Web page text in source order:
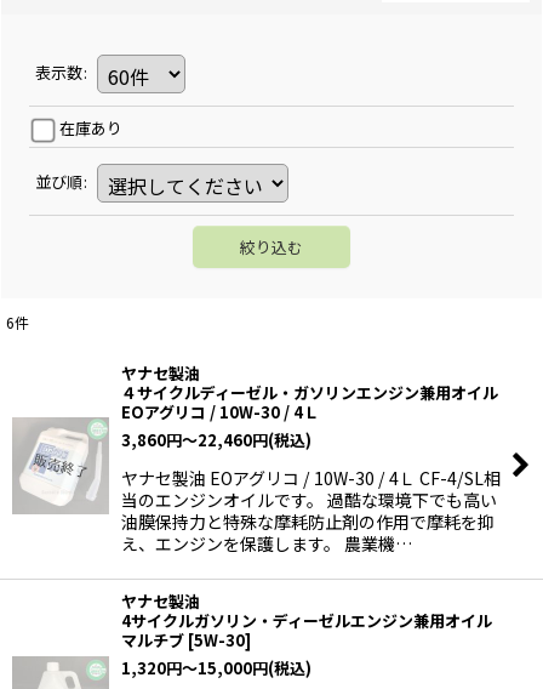
表示数:
在庫あり
並び順:
絞り込む
6件
ヤナセ製油
４サイクルディーゼル・ガソリンエンジン兼用オイル
EOアグリコ / 10W-30 / 4Ｌ
3,860円～22,460円(税込)
ヤナセ製油 EOアグリコ / 10W-30 / 4Ｌ CF-4/SL相
当のエンジンオイルです。 過酷な環境下でも高い
油膜保持力と特殊な摩耗防止剤の作用で摩耗を抑
え、エンジンを保護します。 農業機…
ヤナセ製油
4サイクルガソリン・ディーゼルエンジン兼用オイル
マルチブ [5W-30]
1,320円～15,000円(税込)